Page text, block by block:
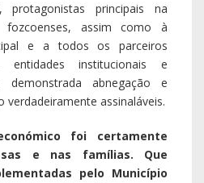
protagonistas principais na
assim como à
e a todos os parceiros
entidades institucionais e
abnegação e
verdadeiramente assinaláveis.
foi certamente
e nas famílias. Que
pelo Município